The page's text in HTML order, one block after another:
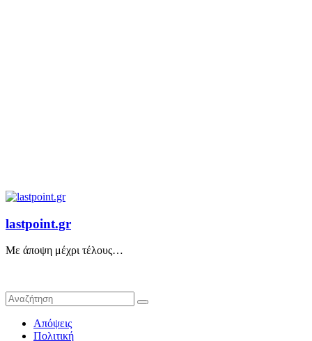
lastpoint.gr
Με άποψη μέχρι τέλους…
Απόψεις
Πολιτική